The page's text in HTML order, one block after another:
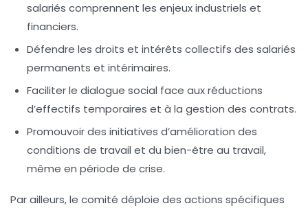
salariés comprennent les enjeux industriels et
financiers.
Défendre les droits et intérêts collectifs des salariés
permanents et intérimaires.
Faciliter le dialogue social face aux réductions
d’effectifs temporaires et à la gestion des contrats.
Promouvoir des initiatives d’amélioration des
conditions de travail et du bien-être au travail,
même en période de crise.
Par ailleurs, le comité déploie des actions spécifiques